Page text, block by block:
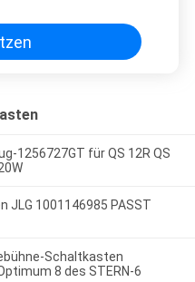
1256727GT für QS 12R QS
JLG 1001146985 PASST
Schaltkasten
8 des STERN-6